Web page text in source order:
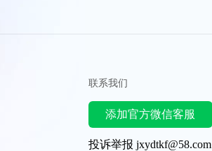
联系我们
添加官方微信客服
投诉举报 jxydtkf@58.com